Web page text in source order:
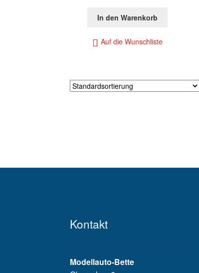
In den Warenkorb
Auf die Wunschliste
Kontakt
Modellauto-Bette